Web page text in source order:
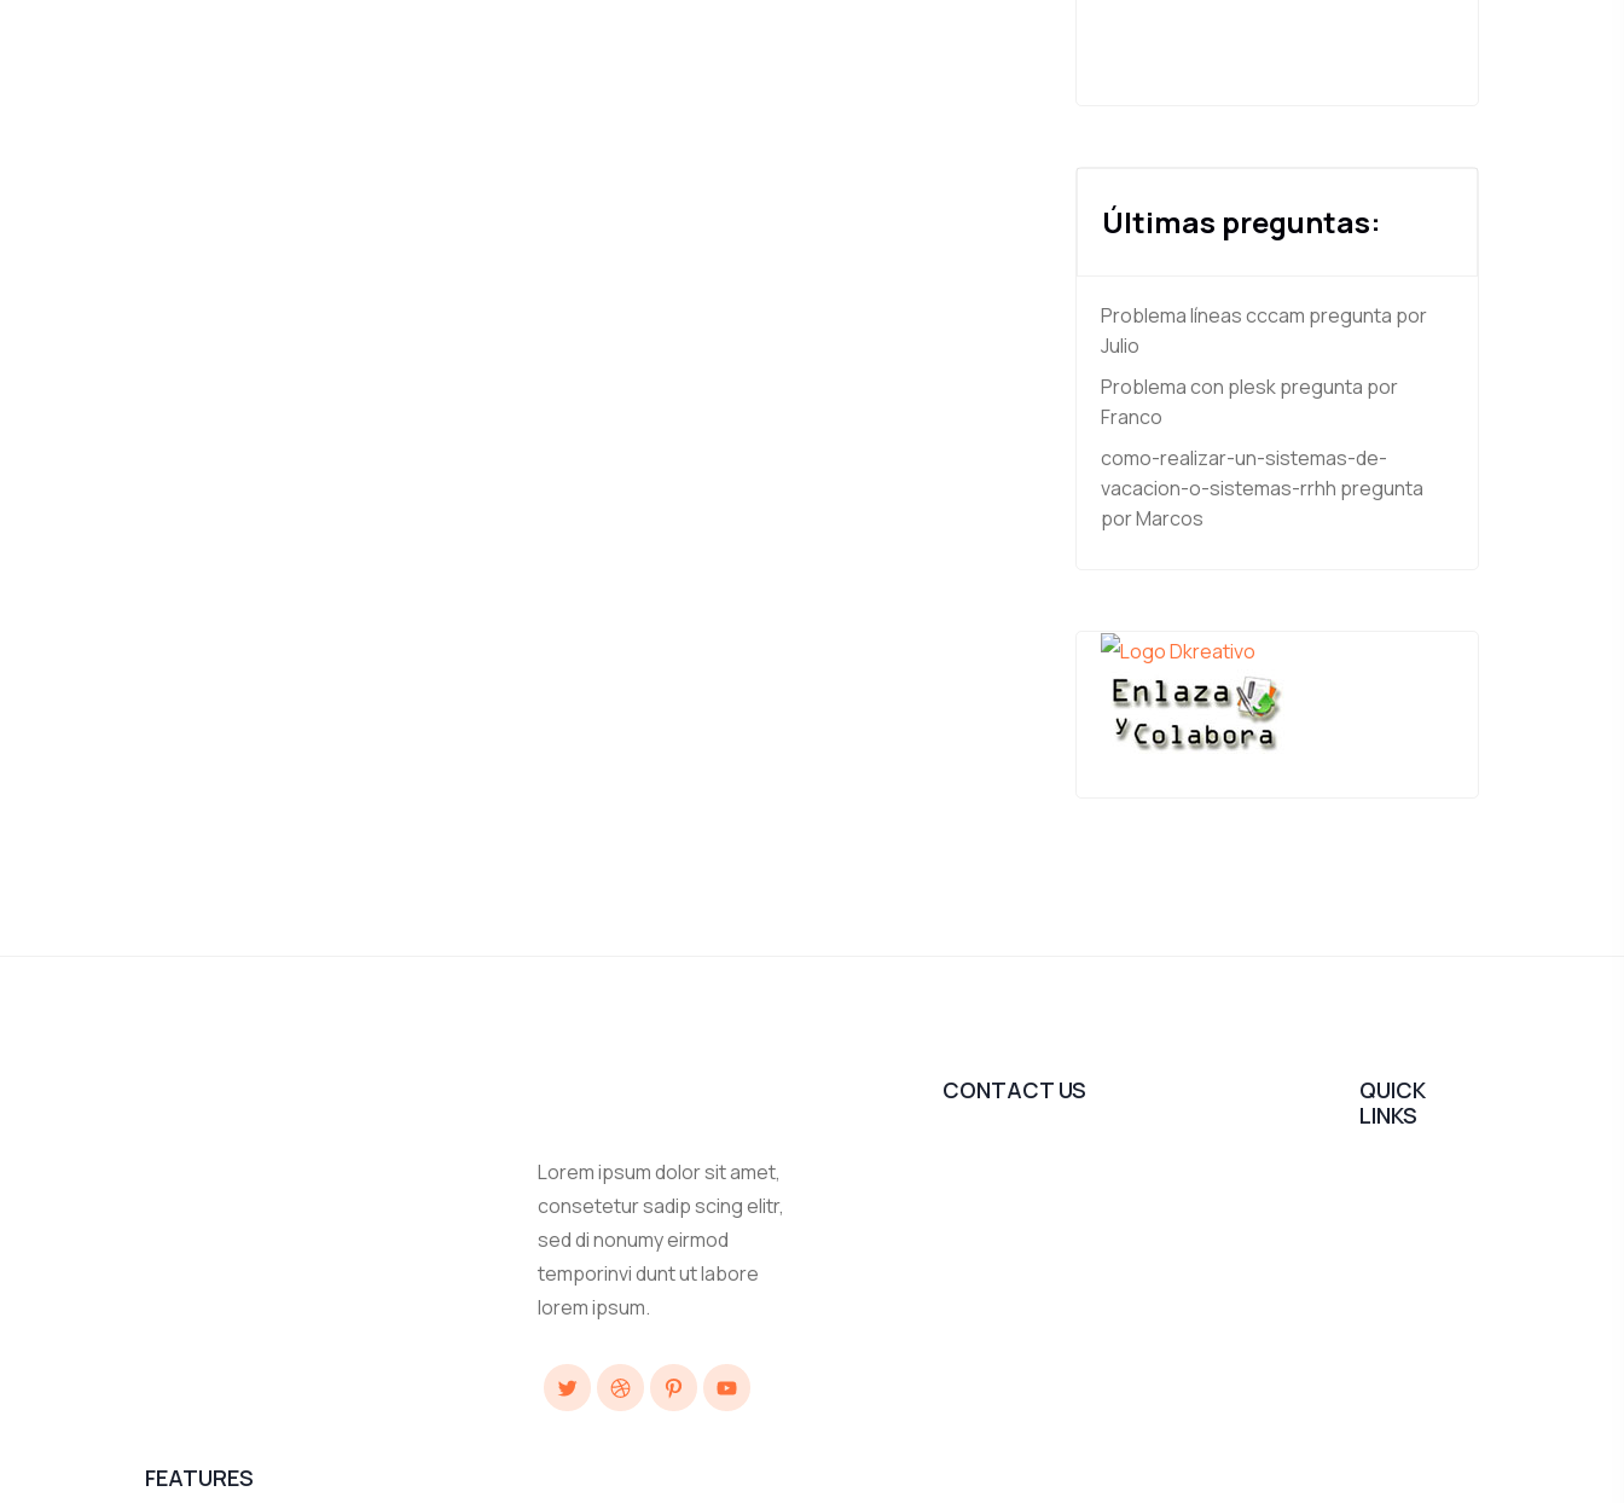
Últimas preguntas:
Problema líneas cccam pregunta por
Julio
Problema con pleskpregunta por
Franco
como-realizar-un-sistemas-de-
vacacion-o-sistemas-rrhh pregunta
por Marcos
Lorem ipsum dolor sit amet,
consetetur sadip scing elitr,
sed di nonumy eirmod
temporinvi dunt ut labore
lorem ipsum.
TwitterDribbblePinterestYouTube
CONTACT US
QUICK
LINKS
FEATURES